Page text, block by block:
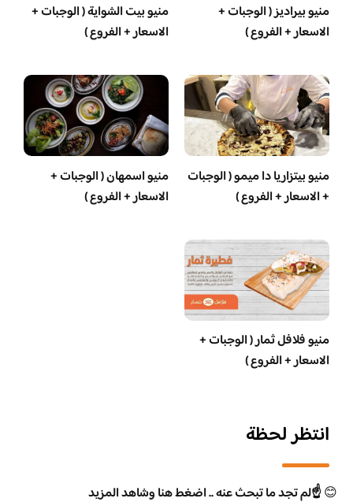
منيو بيراديز ( الوجبات +
الاسعار + الفروع )
منيو بيت الشواية ( الوجبات +
الاسعار + الفروع )
منيو بيتزاريا دا ميمو ( الوجبات
+ الاسعار + الفروع )
منيو اسمهان ( الوجبات +
الاسعار + الفروع )
منيو فلافل ثمار ( الوجبات +
الاسعار + الفروع )
انتظر لحظة
😊☝️لم تجد ما تبحث عنه .. اضغط هنا وشاهد المزيد